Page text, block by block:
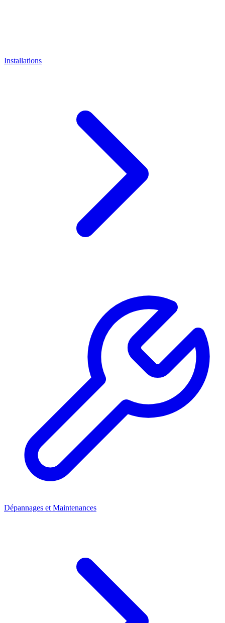
Installations
Dépannages et Maintenances